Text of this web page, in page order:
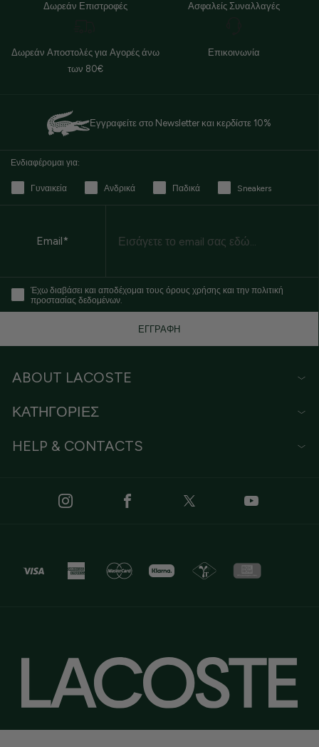
Δωρεάν Επιστροφές Ασφαλείς Συναλλαγές
Δωρεάν Αποστολές για Αγορές άνω
των 80€
Επικοινωνία
Εγγραφείτε στο Newsletter και κερδίστε 10%
Ενδιαφέρομαι για:
Γυναικεία Ανδρικά Παδικά Sneakers
Email*
Έχω διαβάσει και αποδέχομαι τους όρους χρήσης και την πολιτική
προστασίας δεδομένων.
ΕΓΓΡΑΦΗ
ABOUT LACOSTE
ΚΑΤΗΓΟΡΙΕΣ
HELP & CONTACTS